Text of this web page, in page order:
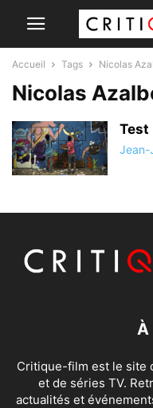
Accueil Tags Nicolas
Nicolas
Test
Jean-
À
Critique-film est le site
et de séries TV.
actualités et